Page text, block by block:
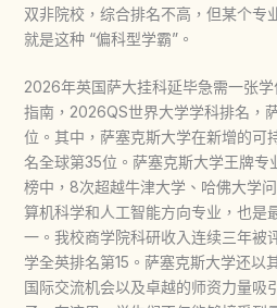
双非院校，综合排名不高，但某个专
就是这种 “偏科型学霸”。
2026年英国萨大挂科延毕急需一张
指南，2026QS世界大学学科排名，
位。其中，萨塞克斯大学在新增的可
名全球第35位。萨塞克斯大学王牌专
榜中，8次超越牛津大学、哈佛大学
算机科学和人工智能方向专业，也是
一。我校商学院科研收入连续三年被
学全英排名第15。萨塞克斯大学还以
国际交流机会以及卓越的师资力量吸